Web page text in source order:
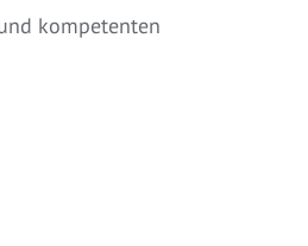
kompetenten